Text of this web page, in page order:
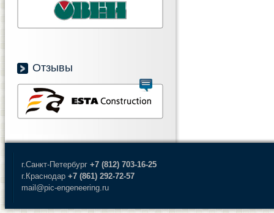
Отзывы
г.Санкт-Петербург +7 (812) 703-16-25
г.Краснодар +7 (861) 292-72-57
mail@pic-engeneering.ru